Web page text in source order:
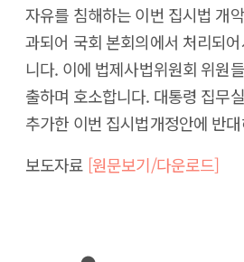
자유를 침해하는 이번 집시법 개
과되어 국회 본회의에서 처리되
니다. 이에 법제사법위원회 위원
출하며 호소합니다. 대통령 집무
추가한 이번 집시법개정안에 반
보도자료 [원문보기/다운로드]